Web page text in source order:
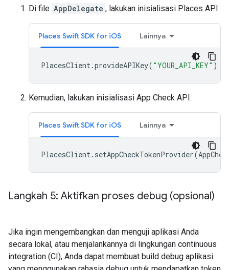
Di file AppDelegate , lakukan inisialisasi Places API:
Places Swift SDK for iOS Lainnya
PlacesClient.provideAPIKey( "YOUR_API_KEY" )
Kemudian, lakukan inisialisasi App Check API:
Places Swift SDK for iOS Lainnya
PlacesClient. setAppCheckTokenProvider(
Langkah 5: Aktifkan proses debug (opsional)
Jika ingin mengembangkan dan menguji aplikasi Anda
secara lokal, atau menjalankannya di lingkungan continuous
integration (CI), Anda dapat membuat build debug aplikasi